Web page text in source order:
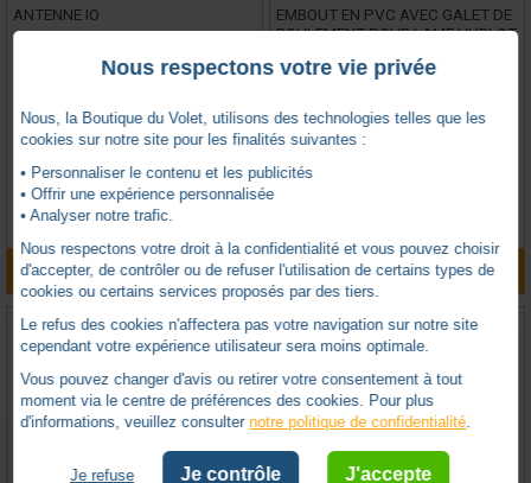
ANTENNE IO
SOMFY -SY9013953
0 avis
53,08€ TTC
AJOUTER AU PANIER
EMBOUT EN PVC AVEC GALET DE
ROULEMENT POUR LAME HUBLOT
ALULUX -ALCD78/D
AJOUTER AU PANIER
Nous respectons votre vie privée
Nous, la Boutique du Volet, utilisons des technologies telles que les
cookies sur notre site pour les finalités suivantes :
• Personnaliser le contenu et les publicités
• Offrir une expérience personnalisée
• Analyser notre trafic.
Nous respectons votre droit à la confidentialité et vous pouvez choisir
d'accepter, de contrôler ou de refuser l'utilisation de certains types de
cookies ou certains services proposés par des tiers.
Le refus des cookies n'affectera pas votre navigation sur notre site
cependant votre expérience utilisateur sera moins optimale.
Vous pouvez changer d'avis ou retirer votre consentement à tout
moment via le centre de préférences des cookies. Pour plus
d'informations, veuillez consulter notre politique de confidentialité.
Je refuse Je contrôle J'accepte